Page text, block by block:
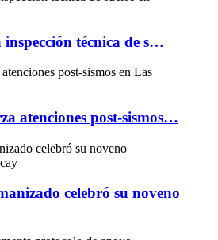
técnica de s…
atenciones post-sismos…
celebró su noveno